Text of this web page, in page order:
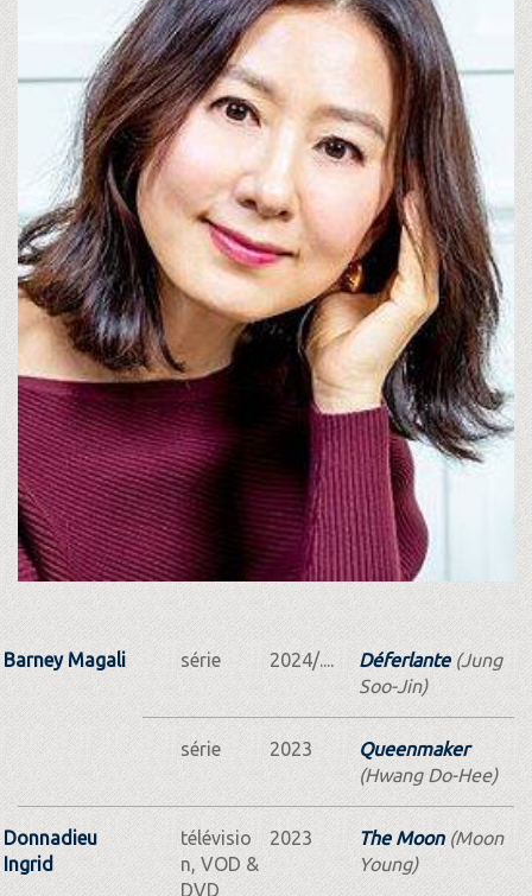
Barney Magali série 2024/.... Déferlante(Jung
Soo-Jin)
série 2023
Queenmaker
(Hwang Do-Hee)
Donnadieu
Ingrid
télévisio
n, VOD &
DVD
2023 The Moon(Moon
Young)